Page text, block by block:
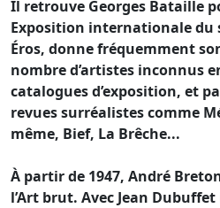
Il retrouve Georges Bataille
Exposition internationale du
Éros, donne fréquemment
nombre d’artistes inconnus
catalogues d’exposition, et
revues surréalistes comme
même, Bief, La Brêche...
À partir de 1947, André
l’Art brut. Avec Jean